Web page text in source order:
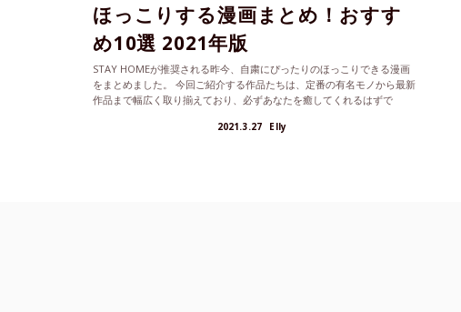
ほっこりする漫画まとめ！おすす
め10選 2021年版
STAY HOMEが推奨される昨今、自粛にぴったりのほっこりできる漫画
をまとめました。 今回ご紹介する作品たちは、定番の有名モノから最新
作品まで幅広く取り揃えており、必ずあなたを癒してくれるはずで
2021.3.27 Elly